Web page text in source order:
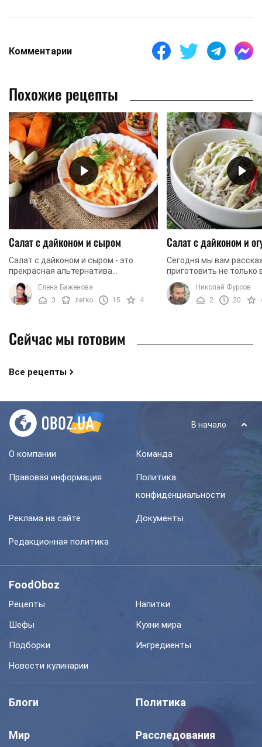
Комментарии
Похожие рецепты
Салат с дайконом и сыром
Салат с дайконом и сыром - это
прекрасная альтернатива
распространенным салатам,
которые у нас всегда имеются на
праздничном столе. Такой салат
Елена Баженова
3
легко 15 4
Салат с дайконом и
Сегодня мы вам
приготовить не только
ароматный, но и очень
салат из дайконом и
содержит простые ...
Николай Фурсов
2
20
Сейчас мы готовим
Все рецепты
В начало
О компании Команда
Правовая информация
Политика
конфиденциальности
Реклама на сайте Документы
Редакционная политика
FoodOboz
Рецепты
Напитки
Шефы
Кухни мира
Подборки
Ингредиенты
Новости кулинарии
Блоги Политика
Мир Расследования